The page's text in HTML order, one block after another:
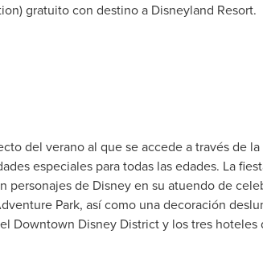
gratuito con destino a Disneyland Resort.
del verano al que se accede a través de
especiales para todas las edades. La
de Disney en su atuendo de
Park, así como una decoración
Downtown Disney District y los tres hoteles